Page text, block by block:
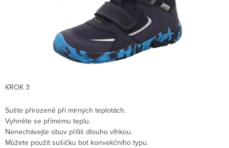
KROK 3
Sušte přirozeně při mírných teplotách.
Vyhněte se přímému teplu.
Nenechávejte obuv příliš dlouho vlhkou.
Můžete použít sušičku bot konvekčního typu.